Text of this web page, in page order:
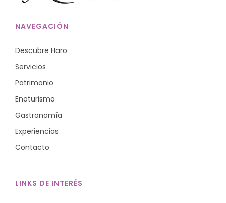
NAVEGACIÓN
Descubre Haro
Servicios
Patrimonio
Enoturismo
Gastronomía
Experiencias
Contacto
LINKS DE INTERÉS